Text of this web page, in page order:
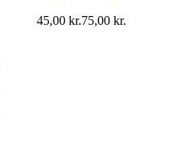
75,00 kr.
45,00 kr.